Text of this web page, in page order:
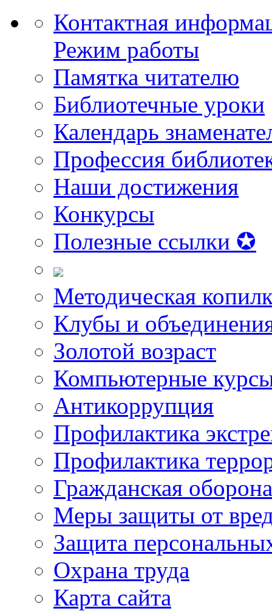
Контактная
Режим работы
Памятка читателю
Библиотечные уроки
Календарь
Профессия
Наши достижения
Конкурсы
Полезные ссылки ✪
Методическая
Клубы и
Золотой возраст
Компьютерные
Антикоррупция
Профилактика
Профилактика
Гражданская оборона
Меры защиты от
Защита
Охрана труда
Карта сайта